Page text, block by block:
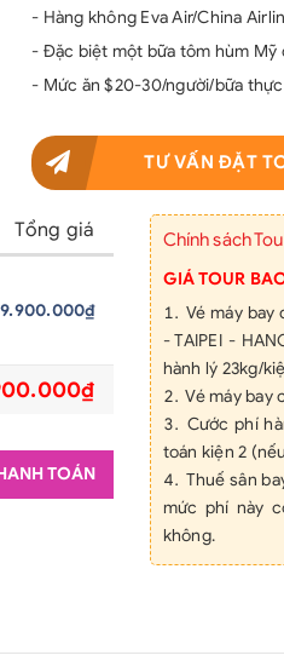
- Hàng không Eva Air/China
- Đặc biệt một bữa tôm hùm Mỹ
- Mức ăn $20-30/người/bữa thực
TƯ VẤN ĐẶT
Tổng giá
TOÁN
Chính sách
GIÁ TOUR
Vé máy bay
- TAIPEI -
hành lý 23kg/
Vé máy bay
Cước phí
toán kiện 2
Thuế sân
mức phí này
không.
Nghỉ đêm
giường - mỗi
phòng đơn.